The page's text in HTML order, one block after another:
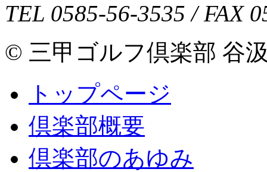
TEL 0585-56-3535 / FAX
© 三甲ゴルフ倶楽部 谷
トップページ
倶楽部概要
倶楽部のあゆみ